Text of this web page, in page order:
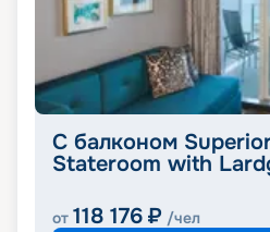
С балконом
Stateroom with
от 118 176 ₽ /чел